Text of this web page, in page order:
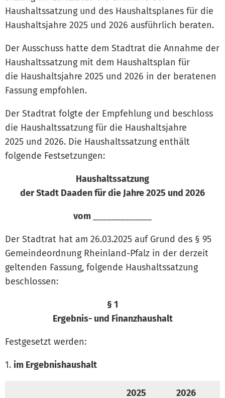
Haushaltssatzung und des Haushaltsplanes für die
Haushaltsjahre 2025 und 2026 ausführlich beraten.
Der Ausschuss hatte dem Stadtrat die Annahme der
Haushaltssatzung mit dem Haushaltsplan für
die Haushaltsjahre 2025 und 2026 in der beratenen
Fassung empfohlen.
Der Stadtrat folgte der Empfehlung und beschloss
die Haushaltssatzung für die Haushaltsjahre
2025 und 2026. Die Haushaltssatzung enthält
folgende Festsetzungen:
Haushaltssatzung
der Stadt Daaden für die Jahre 2025 und 2026
vom
Der Stadtrat hat am 26.03.2025 auf Grund des § 95
Gemeindeordnung Rheinland-Pfalz in der derzeit
geltenden Fassung, folgende Haushaltssatzung
beschlossen:
§ 1
Ergebnis- und Finanzhaushalt
Festgesetzt werden:
1. im Ergebnishaushalt
2025 2026